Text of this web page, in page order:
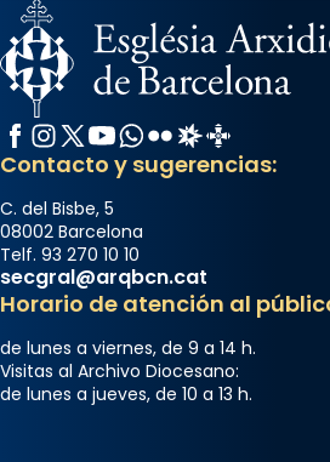
Facebook
Instagram
X / Twitter
YouTube
WhatsApp
FlickrRadio Estel
Catalunya
Contacto y sugerencias:
C. del Bisbe, 5
08002 Barcelona
Telf. 93 270 10 10
secgral@arqbcn.cat
Horario de atención al
de lunes a viernes, de 9 a 14 h.
Visitas al Archivo Diocesano:
de lunes a jueves, de 10 a 13 h.